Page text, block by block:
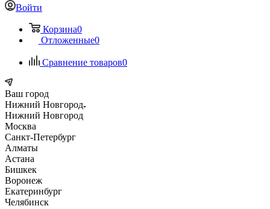
Войти
Корзина0
Отложенные0
Сравнение товаров0
Ваш город
Нижний Новгород
Нижний Новгород
Москва
Санкт-Петербург
Алматы
Астана
Бишкек
Воронеж
Екатеринбург
Челябинск